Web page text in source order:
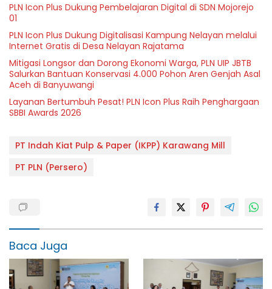
PLN Icon Plus Dukung Pembelajaran Digital di SDN Mojorejo
01
PLN Icon Plus Dukung Digitalisasi Kampung Nelayan melalui
Internet Gratis di Desa Nelayan Rajatama
Mitigasi Longsor dan Dorong Ekonomi Warga, PLN UIP JBTB
Salurkan Bantuan Konservasi 4.000 Pohon Aren Genjah Asal
Aceh di Banyuwangi
Layanan Bertumbuh Pesat! PLN Icon Plus Raih Penghargaan
SBBI Awards 2026
PT Indah Kiat Pulp & Paper (IKPP) Karawang Mill
PT PLN (Persero)
Baca Juga